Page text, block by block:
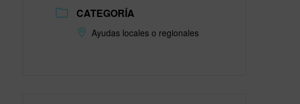
CATEGORÍA
Ayudas locales o regionales